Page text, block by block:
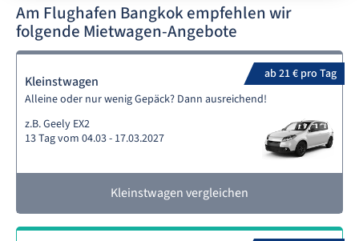
Am Flughafen Bangkok empfehlen wir
folgende Mietwagen-Angebote
ab 21 € pro Tag
Kleinstwagen
Alleine oder nur wenig Gepäck? Dann ausreichend!
z.B. Geely EX2
13 Tag vom 04.03 - 17.03.2027
Kleinstwagen vergleichen